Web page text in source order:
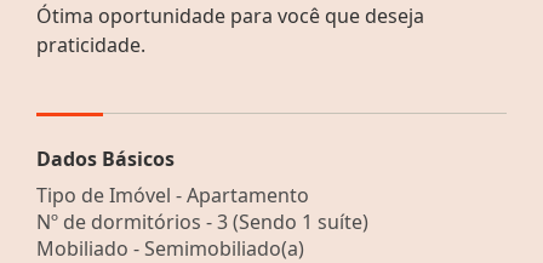
Ótima oportunidade para você que deseja
praticidade.
Dados Básicos
Tipo de Imóvel - Apartamento
Nº de dormitórios - 3 (Sendo 1 suíte)
Mobiliado - Semimobiliado(a)